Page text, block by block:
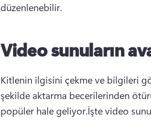
düzenlenebilir.
Video sunuların
Kitlenin ilgisini çekme ve bilgileri
şekilde aktarma becerilerinden
popüler hale geliyor.İşte video